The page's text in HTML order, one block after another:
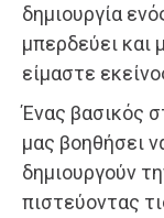
δημιουργία
μπερδεύει και
είμαστε
Ένας βασικός
μας βοηθήσει
δημιουργούν
πιστεύοντας